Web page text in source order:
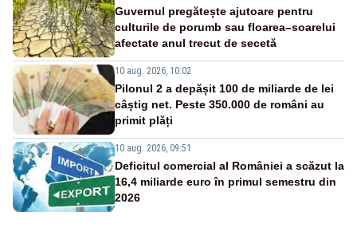
Guvernul pregătește ajutoare pentru
culturile de porumb sau floarea–soarelui
afectate anul trecut de secetă
10 aug. 2026, 10:02
Pilonul 2 a depășit 100 de miliarde de lei
câștig net. Peste 350.000 de români au
primit plăți
10 aug. 2026, 09:51
Deficitul comercial al României a scăzut la
16,4 miliarde euro în primul semestru din
2026